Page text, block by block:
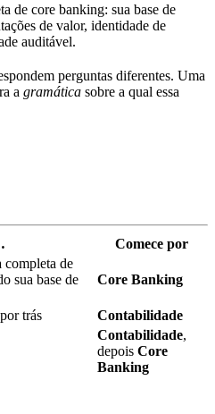
de core banking: sua base de
de valor, identidade de
auditável.
perguntas diferentes. Uma
a gramática sobre a qual essa
Comece por
completa de
sua base de
Core Banking
trás Contabilidade
Contabilidade,
depois Core
Banking